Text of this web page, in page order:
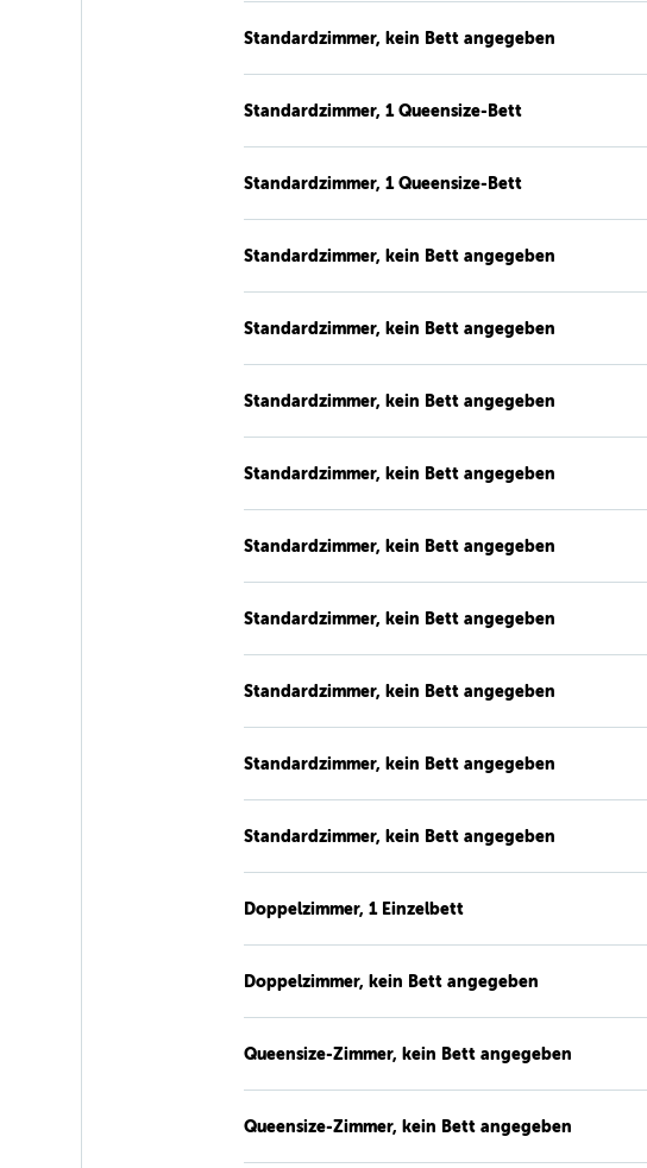
Standardzimmer, kein Bett angegeben
Standardzimmer, 1 Queensize-Bett
Standardzimmer, 1 Queensize-Bett
Standardzimmer, kein Bett angegeben
Standardzimmer, kein Bett angegeben
Standardzimmer, kein Bett angegeben
Standardzimmer, kein Bett angegeben
Standardzimmer, kein Bett angegeben
Standardzimmer, kein Bett angegeben
Standardzimmer, kein Bett angegeben
Standardzimmer, kein Bett angegeben
Standardzimmer, kein Bett angegeben
Doppelzimmer, 1 Einzelbett
Doppelzimmer, kein Bett angegeben
Queensize-Zimmer, kein Bett angegeben
Queensize-Zimmer, kein Bett angegeben